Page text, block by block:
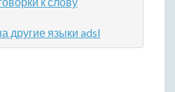
другие языки adsl